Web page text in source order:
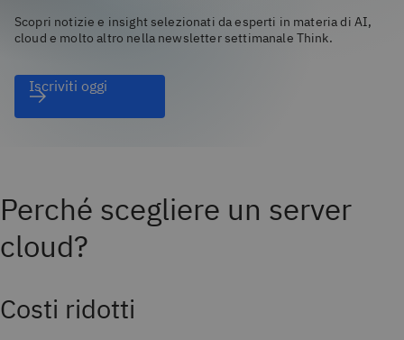
Scopri notizie e insight selezionati da esperti in materia di AI,
cloud e molto altro nella newsletter settimanale Think.
Iscriviti oggi
Perché scegliere un server
cloud?
Costi ridotti